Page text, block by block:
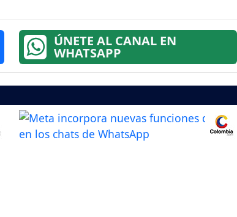
ÚNETE AL CANAL EN
WHATSAPP